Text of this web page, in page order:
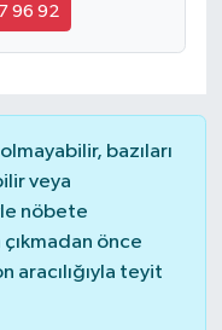
96 92
bazıları
veya
nöbete
önce
aracılığıyla teyit